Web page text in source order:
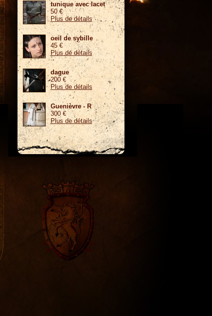
tunique avec lacet
50 €
Plus de détails
oeil de sybille
45 €
Plus de détails
dague
200 €
Plus de détails
Guenièvre - R
300 €
Plus de détails